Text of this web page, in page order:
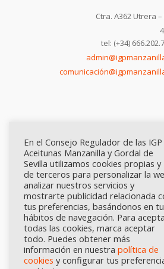
Ctra. A362 Utrera
tel: (+34)
Calidad certificada por Origen.
En el Consejo Regulador de las IGP
Aceitunas Manzanilla y Gordal de
Sevilla utilizamos cookies propias y
de terceros para personalizar la
analizar nuestros servicios y
mostrarte publicidad relacionada
tus preferencias, basándonos en
hábitos de navegación. Para
todas las cookies, marca aceptar
todo. Puedes obtener más
información en nuestra política de
cookies y configurar tus